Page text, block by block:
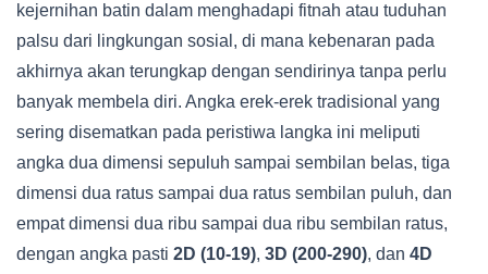
kejernihan batin dalam menghadapi fitnah atau tuduhan
palsu dari lingkungan sosial, di mana kebenaran pada
akhirnya akan terungkap dengan sendirinya tanpa perlu
banyak membela diri. Angka erek-erek tradisional yang
sering disematkan pada peristiwa langka ini meliputi
angka dua dimensi sepuluh sampai sembilan belas, tiga
dimensi dua ratus sampai dua ratus sembilan puluh, dan
empat dimensi dua ribu sampai dua ribu sembilan ratus,
dengan angka pasti 2D (10-19), 3D (200-290), dan 4D